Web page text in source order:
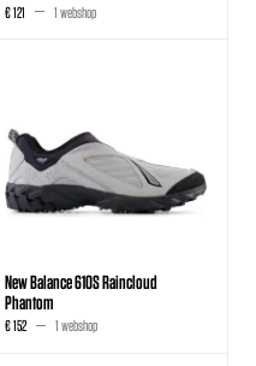
€ 121 1 webshop
New Balance 610S Raincloud
Phantom
€ 152 1 webshop